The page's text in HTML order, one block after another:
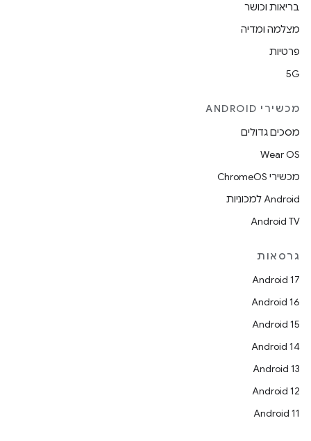
בריאות וכושר
מצלמה ומדיה
פרטיות
5G
מכשירי ANDROID
מסכים גדולים
Wear OS
מכשירי ChromeOS
Android למכוניות
Android TV
גרסאות
Android 17
Android 16
Android 15
Android 14
Android 13
Android 12
Android 11